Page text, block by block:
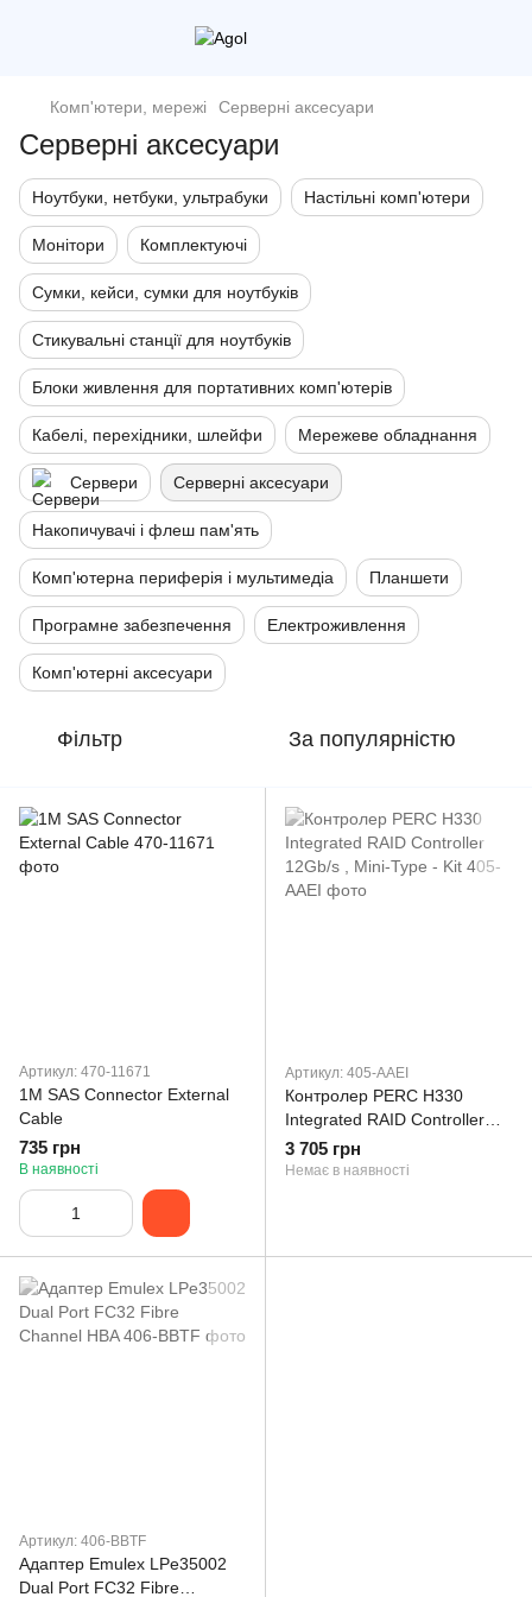
Комп'ютери, мережі Серверні аксесуари
Серверні аксесуари
Ноутбуки, нетбуки, ультрабуки Настільні комп'ютери
Монітори Комплектуючі
Сумки, кейси, сумки для ноутбуків
Стикувальні станції для ноутбуків
Блоки живлення для портативних комп'ютерів
Кабелі, перехідники, шлейфи Мережеве обладнання
Сервери Серверні аксесуари
Накопичувачі і флеш пам'ять
Комп'ютерна периферія і мультимедіа Планшети
Програмне забезпечення Електроживлення
Комп'ютерні аксесуари
Фільтр За популярністю
Артикул: 470-11671
1M SAS Connector External
Cable
735 грн
В наявності
Артикул: 405-AAEI
Контролер PERC H330
Integrated RAID Controller
12Gb/s , Mini-Type - Kit
3 705 грн
Немає в наявності
Артикул: 406-BBTF
Адаптер Emulex LPe35002
Dual Port FC32 Fibre